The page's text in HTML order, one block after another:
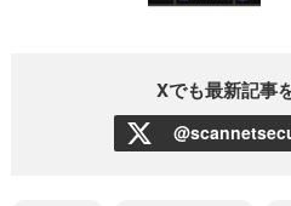
Xでも最新記事